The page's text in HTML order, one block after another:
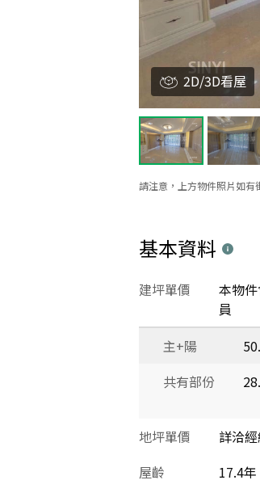
請注意，上方物件照片如有
2D/3D看屋
基本資料
建坪單價
本物
員
主+陽
共有部份
地坪單價
詳洽
屋齡
17.4年